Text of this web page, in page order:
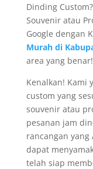
Dinding
Souvenir atau
Google dengan
Murah di
area yang benar!
Kenalkan! Kami
custom yang
souvenir atau
pesanan jam
rancangan
dapat
telah siap